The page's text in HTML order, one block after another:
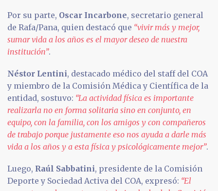
Por su parte, Oscar Incarbone, secretario general
de Rafa/Pana, quien destacó que “vivir más y mejor,
sumar vida a los años es el mayor deseo de nuestra
institución”.
Néstor Lentini, destacado médico del staff del COA
y miembro de la Comisión Médica y Científica de la
entidad, sostuvo: “La actividad física es importante
realizarla no en forma solitaria sino en conjunto, en
equipo, con la familia, con los amigos y con compañeros
de trabajo porque justamente eso nos ayuda a darle más
vida a los años y a esta física y psicológicamente mejor”.
Luego, Raúl Sabbatini, presidente de la Comisión
Deporte y Sociedad Activa del COA, expresó: “El